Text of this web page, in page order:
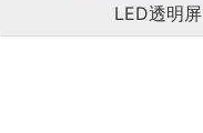
LED透明屏